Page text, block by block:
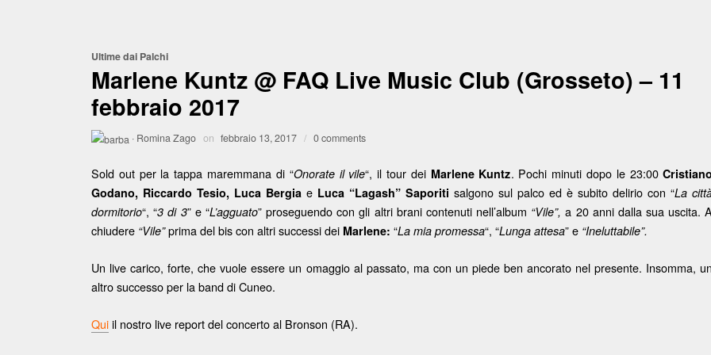
Ultime dai Palchi
Marlene Kuntz @ FAQ Live Music Club (Grosseto) – 11
febbraio 2017
· Romina Zago on febbraio 13, 2017 / 0 comments
Sold out per la tappa maremmana di “Onorate il vile“, il tour dei Marlene Kuntz. Pochi minuti dopo le 23:00
Godano, Riccardo Tesio, Luca Bergiae Luca “Lagash” Saporiti salgono sul palco ed è subito delirio con “La
dormitorio“, “3 di 3” e “L’agguato” proseguendo con gli altri brani contenuti nell’album “Vile”, a 20 anni dalla sua uscita. A
chiudere “Vile”prima del bis con altri successi dei Marlene: “La mia promessa“, “Lunga attesa” e “Ineluttabile”.
Un live carico, forte, che vuole essere un omaggio al passato, ma con un piede ben ancorato nel presente. Insomma, un
altro successo per la band di Cuneo.
Quiil nostro live report del concerto al Bronson (RA).